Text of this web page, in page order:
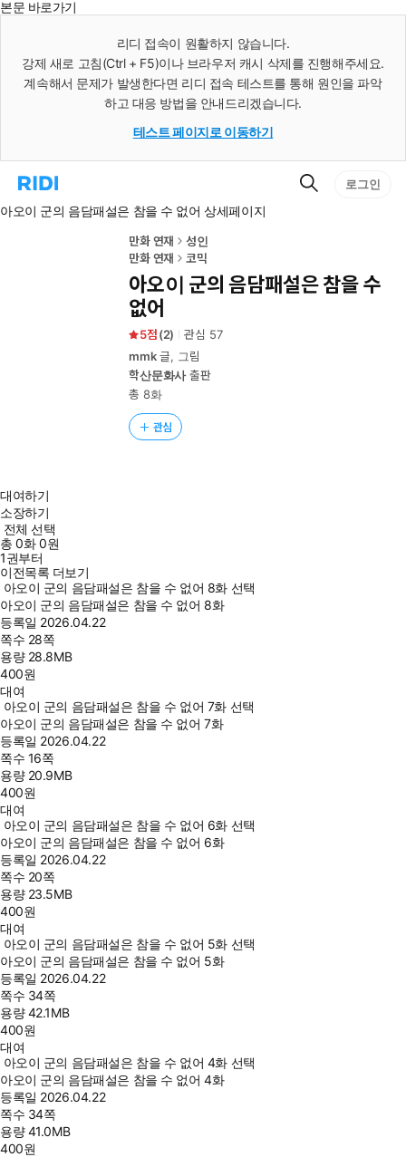
본문 바로가기
리디 접속이 원활하지 않습니다.
강제 새로 고침(Ctrl + F5)이나 브라우저 캐시 삭제를 진행해주세요.
계속해서 문제가 발생한다면 리디 접속 테스트를 통해 원인을 파악
하고 대응 방법을 안내드리겠습니다.
테스트 페이지로 이동하기
리
홈
검
로그인
아오이 군의 음담패설은 참을 수 없어 상세페이지
만화 연재
성인
만화 연재
코믹
아오이 군의 음담패설은 참을 수
없어
5 (2) 관심 57
mmk글, 그림
학산문화사출판
총 8화
관심
대여하기
소장하기
전체 선택
총0화0원
1권부터
이전목록 더보기
아오이 군의 음담패설은 참을 수 없어 8화 선택
아오이 군의 음담패설은 참을 수 없어 8화
등록일 2026.04.22
쪽수 28쪽
용량 28.8MB
400원
대여
아오이 군의 음담패설은 참을 수 없어 7화 선택
아오이 군의 음담패설은 참을 수 없어 7화
등록일 2026.04.22
쪽수 16쪽
용량 20.9MB
400원
대여
아오이 군의 음담패설은 참을 수 없어 6화 선택
아오이 군의 음담패설은 참을 수 없어 6화
등록일 2026.04.22
쪽수 20쪽
용량 23.5MB
400원
대여
아오이 군의 음담패설은 참을 수 없어 5화 선택
아오이 군의 음담패설은 참을 수 없어 5화
등록일 2026.04.22
쪽수 34쪽
용량42.1MB
400원
대여
아오이 군의 음담패설은 참을 수 없어 4화 선택
아오이 군의 음담패설은 참을 수 없어 4화
등록일 2026.04.22
쪽수 34쪽
용량41.0MB
400원